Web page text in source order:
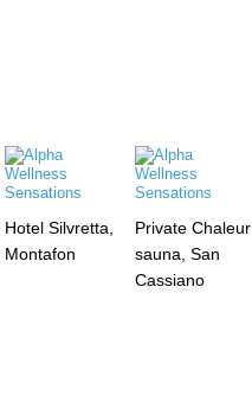
Hotel Silvretta,
Montafon
Private Chaleur
sauna, San
Cassiano